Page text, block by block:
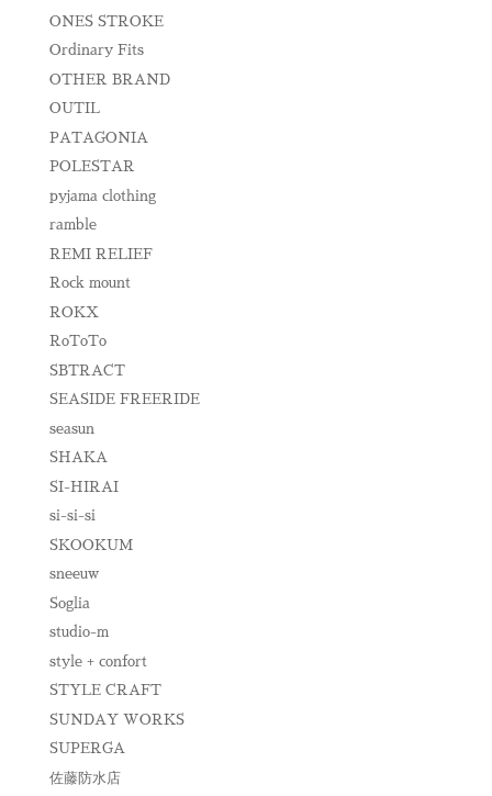
ONES STROKE
Ordinary Fits
OTHER BRAND
OUTIL
PATAGONIA
POLESTAR
pyjama clothing
ramble
REMI RELIEF
Rock mount
ROKX
RoToTo
SBTRACT
SEASIDE FREERIDE
seasun
SHAKA
SI-HIRAI
si-si-si
SKOOKUM
sneeuw
Soglia
studio-m
style + confort
STYLE CRAFT
SUNDAY WORKS
SUPERGA
佐藤防水店